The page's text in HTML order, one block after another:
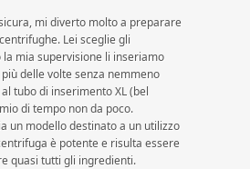
mi diverto molto a preparare
Lei sceglie gli
mia supervisione li inseriamo
delle volte senza nemmeno
tubo di inserimento XL (bel
di tempo non da poco.
un modello destinato a un utilizzo
è potente e risulta essere
quasi tutti gli ingredienti.